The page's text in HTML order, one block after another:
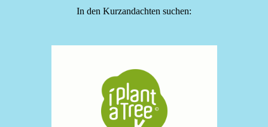
In den Kurzandachten suchen: